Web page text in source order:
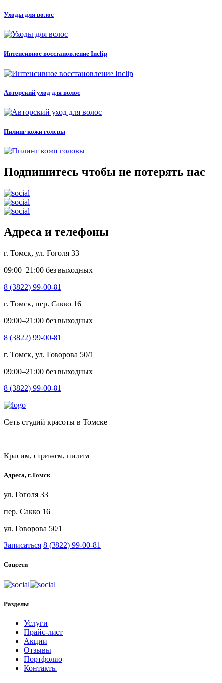
Уходы для волос
Интенсивное восстановление Inclip
Авторский уход для волос
Пилинг кожи головы
Подпишитесь чтобы не потерять нас
Адреса и телефоны
г. Томск, ул. Гоголя 33
09:00–21:00 без выходных
8 (3822) 99-00-81
г. Томск, пер. Сакко 16
09:00–21:00 без выходных
8 (3822) 99-00-81
г. Томск, ул. Говорова 50/1
09:00–21:00 без выходных
8 (3822) 99-00-81
Сеть студий красоты в Томске
Красим, стрижем, пилим
Адреса, г.Томск
ул. Гоголя 33
пер. Сакко 16
ул. Говорова 50/1
Записаться 8 (3822) 99-00-81
Соцсети
Разделы
Услуги
Прайс-лист
Акции
Отзывы
Портфолио
Контакты